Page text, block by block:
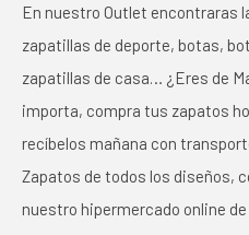
En nuestro Outlet encontraras
zapatillas de deporte, botas,
zapatillas de casa… ¿Eres de
importa, compra tus zapatos
recíbelos mañana con
Zapatos de todos los diseños,
nuestro hipermercado online